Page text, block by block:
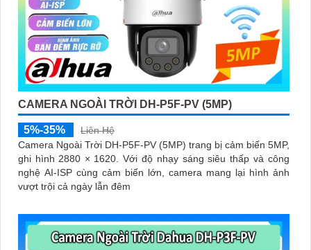
CAMERA NGOÀI TRỜI DH-P5F-PV (5MP)
5%-35%
Liên Hệ
Camera Ngoài Trời DH-P5F-PV (5MP) trang bị cảm biến 5MP,
ghi hình 2880 × 1620. Với độ nhạy sáng siêu thấp và công
nghệ AI-ISP cùng cảm biến lớn, camera mang lại hình ảnh
vượt trội cả ngày lẫn đêm